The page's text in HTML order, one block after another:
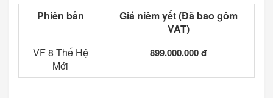
Phiên bản
Giá niêm yết (Đã bao gồm
VAT)
VF 8 Thế Hệ
Mới
899.000.000 đ